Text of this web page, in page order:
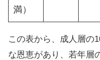
満）
この表から、成人層の
な恩恵があり、若年層